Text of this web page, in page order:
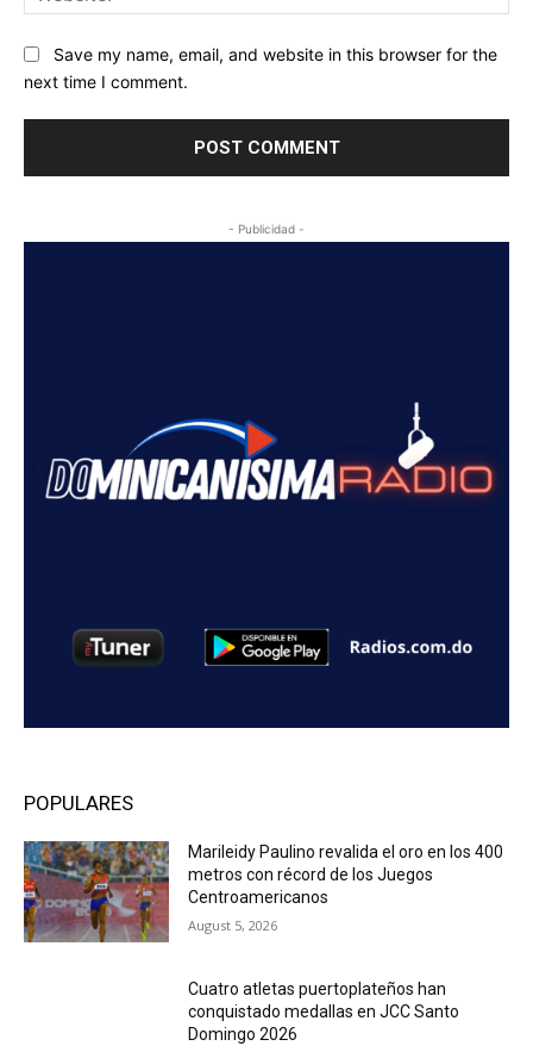
Save my name, email, and website in this browser for the
next time I comment.
- Publicidad -
POPULARES
Marileidy Paulino revalida el oro en los 400
metros con récord de los Juegos
Centroamericanos
August 5, 2026
Cuatro atletas puertoplateños han
conquistado medallas en JCC Santo
Domingo 2026